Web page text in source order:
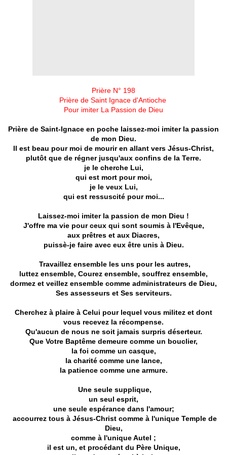
Prière N° 198
Prière de Saint Ignace d'Antioche
Pour imiter La Passion de Dieu
Prière de Saint-Ignace en poche laissez-moi imiter la passion
de mon Dieu.
Il est beau pour moi de mourir en allant vers Jésus-Christ,
plutôt que de régner jusqu'aux confins de la Terre.
je le cherche Lui,
qui est mort pour moi,
je le veux Lui,
qui est ressuscité pour moi...
Laissez-moi imiter la passion de mon Dieu !
J'offre ma vie pour ceux qui sont soumis à l'Evêque,
aux prêtres et aux Diacres,
puissè-jefaire avec eux être unis à Dieu.
Travaillez ensemble les uns pour les autres,
luttez ensemble, Courez ensemble, souffrez ensemble,
dormez et veillez ensemble comme administrateurs de Dieu,
Ses assesseurs et Ses serviteurs.
Cherchez à plaire à Celui pour lequel vous militez et dont
vous recevez la récompense.
Qu'aucun de nous ne soit jamais surpris déserteur.
Que Votre Baptême demeure comme un bouclier,
la foi comme un casque,
la charité comme une lance,
la patience comme une armure.
Une seule supplique,
un seul esprit,
une seule espérance dans l'amour;
accourrez tous à Jésus-Christ comme à l'unique Temple de
Dieu,
comme à l'unique Autel ;
il est un, et procédant du Père Unique,